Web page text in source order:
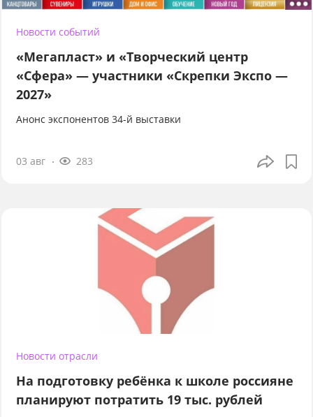
Новости событий
«Мегапласт» и «Творческий центр
«Сфера» — участники «Скрепки Экспо —
2027»
Анонс экспонентов 34-й выставки
03 авг 283
Новости отрасли
На подготовку ребёнка к школе россияне
планируют потратить 19 тыс. рублей